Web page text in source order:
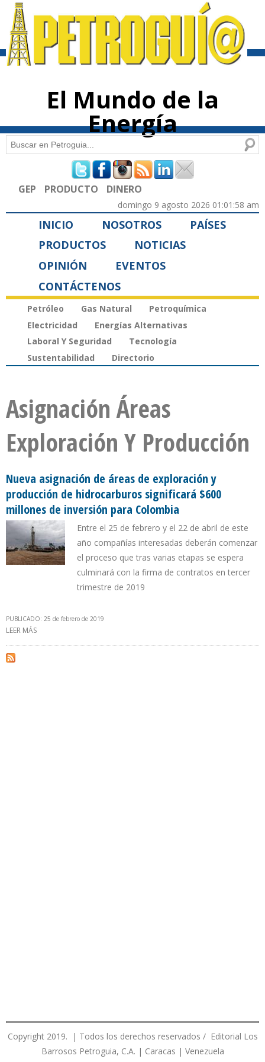
contenido
El Mundo de la
Energía
Formulario de búsqueda
Buscar
GEP PRODUCTO DINERO
domingo 9 agosto 2026 01:01:58 am
INICIO NOSOTROS
PAÍSES
PRODUCTOS
NOTICIAS
OPINIÓN
EVENTOS
CONTÁCTENOS
Petróleo Gas Natural
Petroquímica
Electricidad
Energías Alternativas
Laboral Y Seguridad
Tecnología
Sustentabilidad
Directorio
Asignación Áreas
Exploración Y Producción
Nueva asignación de áreas de exploración y
producción de hidrocarburos significará $600
millones de inversión para Colombia
Entre el 25 de febrero y el 22 de abril de este
año compañías interesadas deberán comenzar
el proceso que tras varias etapas se espera
culminará con la firma de contratos en tercer
trimestre de 2019
PUBLICADO: 25 de febrero de 2019
LEER MÁS
Copyright 2019. | Todos los derechos reservados / Editorial Los
Barrosos Petroguia, C.A. | Caracas | Venezuela